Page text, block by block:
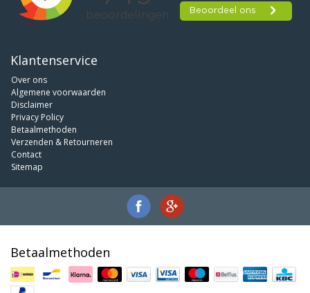
Klantenservice
Over ons
Algemene voorwaarden
Disclaimer
Privacy Policy
Betaalmethoden
Verzenden & Retourneren
Contact
Sitemap
Betaalmethoden